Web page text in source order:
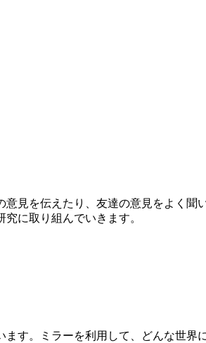
見を伝えたり、友達の意見をよく聞
に取り組んでいきます。
す。ミラーを利用して、どんな世界